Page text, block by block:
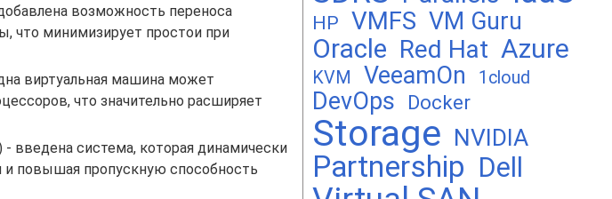
возможность переноса
что минимизирует простои при
виртуальная машина может
что значительно расширяет
введена система, которая динамически
повышая пропускную способность
HP VMFS VM Guru
Oracle Red Hat Azure
KVM VeeamOn 1cloud
DevOps Docker
Storage NVIDIA
Partnership Dell